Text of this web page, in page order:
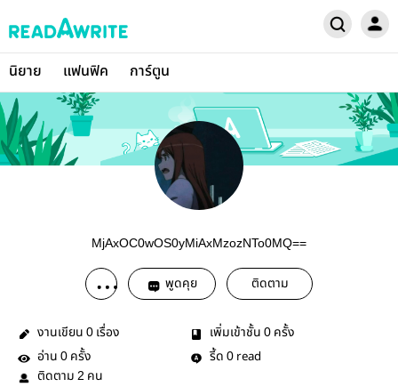
นิยาย แฟนฟิค การ์ตูน
MjAxOC0wOS0yMiAxMzozNTo0MQ==
พูดคุย ติดตาม
งานเขียน 0 เรื่อง เพิ่มเข้าชั้น 0 ครั้ง
อ่าน 0 ครั้ง รี้ด 0 read
ติดตาม 2 คน